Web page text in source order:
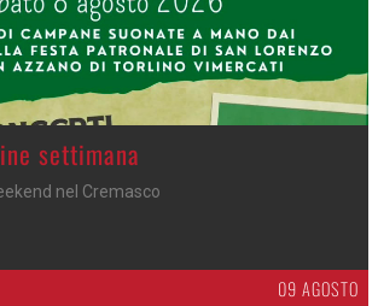
piazza
con don Lorenzo
09 AGOSTO